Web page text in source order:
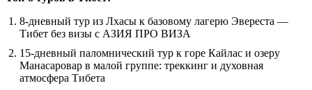
8-дневный тур из Лхасы к базовому лагерю Эвереста —
Тибет без визы с АЗИЯ ПРО ВИЗА
15-дневный паломнический тур к горе Кайлас и озеру
Манасаровар в малой группе: треккинг и духовная
атмосфера Тибета